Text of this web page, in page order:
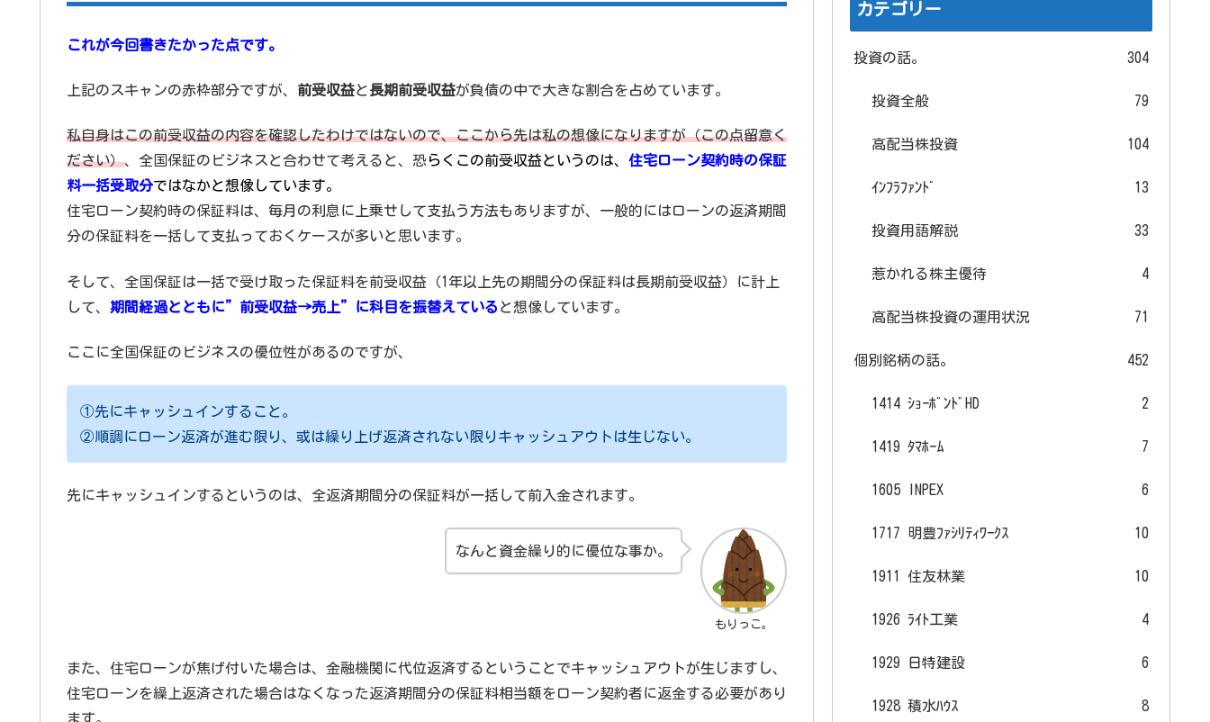
これが今回書きたかった点です。
上記のスキャンの赤枠部分ですが、 前受収益と長期前受収益が負債の中で大きな割合を占めています。
私自身はこの前受収益の内容を確認したわけではないので、ここから先は私の想像になりますが（この点留意く
ださい）、全国保証のビジネスと合わせて考えると、恐 らくこの前受収益というのは、 住宅ローン契約時の保証
料一括受取分ではなかと想像しています。
住宅ローン契約時の保証料は、毎月の利息に上乗せして支払う方法もありますが、一般的にはローンの返済期間
分の保証料を一括して支払っておくケースが多いと思います。
そして、全国保証は一括で受け取った保証料を前受収益（1年以上先の期間分の保証料は長期前受収益）に計上
して、 期間経過とともに”前受収益→売上”に科目を振替えている と想像しています。
ここに全国保証のビジネスの優位性があるのですが、
①先にキャッシュインすること。
②順調にローン返済が進む限り、或は繰り上げ返済されない限りキャッシュアウトは生じない。
先にキャッシュインするというのは、全返済期間分の保証料が一括して前入金されます。
もりっこ。
なんと資金繰り的に優位な事か。
また、住宅ローンが焦げ付いた場合は、金融機関に代位返済するということでキャッシュアウトが生じますし、
住宅ローンを繰上返済された場合はなくなった返済期間分の保証料相当額をローン契約者に返金する必要があり
ます。
カテゴリー
投資の話。 304
投資全般 79
高配当株投資 104
ｲﾝﾌﾗﾌｧﾝﾄﾞ 13
投資用語解説 33
惹かれる株主優待 4
高配当株投資の運用状況 71
個別銘柄の話。 452
1414 ｼｮｰﾎﾞﾝﾄﾞHD 2
1419 ﾀﾏﾎｰﾑ 7
1605 INPEX 6
1717 明豊ﾌｧｼﾘﾃｨﾜｰｸｽ 10
1911 住友林業 10
1926 ﾗｲﾄ工業 4
1929 日特建設 6
1928 積水ﾊｳｽ 8